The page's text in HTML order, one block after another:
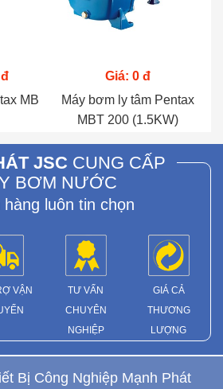
MB
Giá: 0 đ
Máy bơm ly tâm Pentax
MBT 200 (1.5KW)
JSC CUNG CẤP
BƠM NƯỚC
hàng luôn tin chọn
VẬN
TƯ VẤN
CHUYÊN
NGHIỆP
GIÁ CẢ
THƯƠNG
LƯỢNG
Bị Công Nghiệp Mạnh Phát